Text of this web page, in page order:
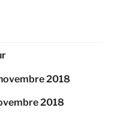
2018
2018